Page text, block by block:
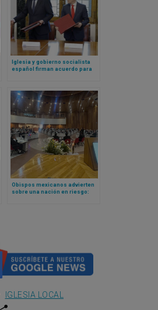
Iglesia y gobierno socialista
español firman acuerdo para
Obispos mexicanos advierten
sobre una nación en riesgo:
IGLESIA LOCAL